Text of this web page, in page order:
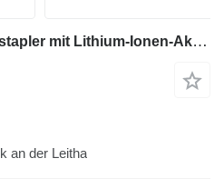
Hangcha CPD18 Elektrostapler mit Lithium-Ionen-Akku – Triplex – Garantie
an der Leitha